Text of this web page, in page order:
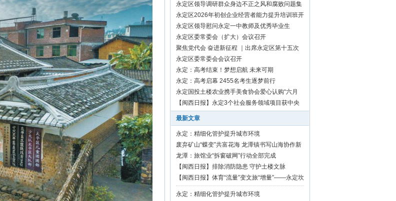
永定区领导调研群众身边不正之风和腐败问题集
中整治工作
永定区2026年初创企业经营者能力提升培训班开
始报名啦！
永定区领导慰问永定一中教师及优秀毕业生
永定区委常委会（扩大）会议召开
聚焦党代会 奋进新征程 ｜出席永定区第十五次
党代会代表向大会报到
永定区委常委会会议召开
永定：高考结束！梦想启航 未来可期
永定：高考启幕 2455名考生逐梦前行
永定国投土楼农业携手美食协会爱心认购“六月
红”芋1500斤
【闽西日报】永定3个社会服务领域项目获中央
资金补助
最新文章
永定：精细化管护提升城市环境
废弃矿山“蝶变”共富花海 龙潭镇书写山海协作新
篇章
龙潭：旅馆业“拆窗破网”行动全部完成
【闽西日报】排除消防隐患 守护土楼文脉
【闽西日报】体育“流量”变文旅“增量”——永定坎
永定：精细化管护提升城市环境